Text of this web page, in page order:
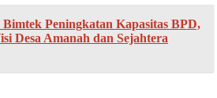
Bimtek Peningkatan Kapasitas BPD,
Desa Amanah dan Sejahtera